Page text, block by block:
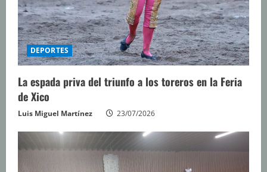
DEPORTES
La espada priva del triunfo a los toreros en la Feria
de Xico
Luis Miguel Martínez 23/07/2026